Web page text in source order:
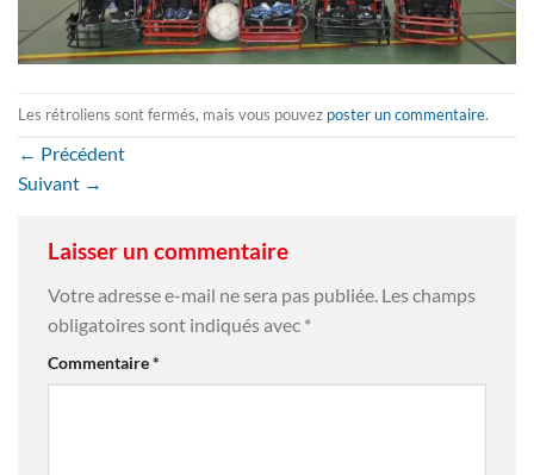
Les rétroliens sont fermés, mais vous pouvez poster un commentaire.
← Précédent
Suivant →
Laisser un commentaire
Votre adresse e-mail ne sera pas publiée. Les champs
obligatoires sont indiqués avec *
Commentaire*